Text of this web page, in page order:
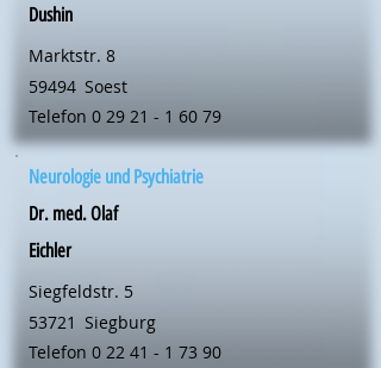
Dushin
Marktstr. 8
59494 Soest
Telefon 0 29 21 - 1 60 79
Neurologie und Psychiatrie
Dr. med. Olaf
Eichler
Siegfeldstr. 5
53721 Siegburg
Telefon 0 22 41 - 1 73 90